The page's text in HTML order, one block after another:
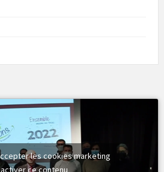
les cookies marketing
ce contenu